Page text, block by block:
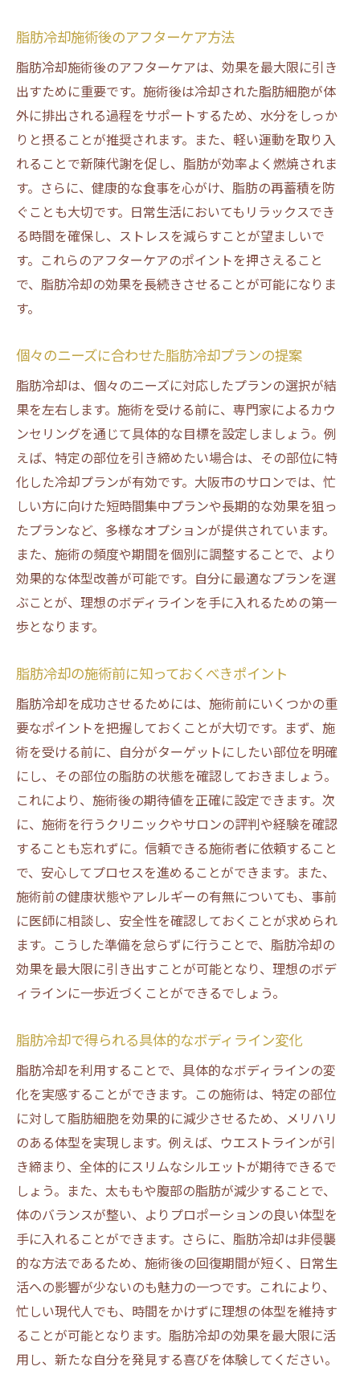
脂肪冷却施術後のアフターケア方法
脂肪冷却施術後のアフターケアは、効果を最大限に引き
出すために重要です。施術後は冷却された脂肪細胞が体
外に排出される過程をサポートするため、水分をしっか
りと摂ることが推奨されます。また、軽い運動を取り入
れることで新陳代謝を促し、脂肪が効率よく燃焼されま
す。さらに、健康的な食事を心がけ、脂肪の再蓄積を防
ぐことも大切です。日常生活においてもリラックスでき
る時間を確保し、ストレスを減らすことが望ましいで
す。これらのアフターケアのポイントを押さえること
で、脂肪冷却の効果を長続きさせることが可能になりま
す。
個々のニーズに合わせた脂肪冷却プランの提案
脂肪冷却は、個々のニーズに対応したプランの選択が結
果を左右します。施術を受ける前に、専門家によるカウ
ンセリングを通じて具体的な目標を設定しましょう。例
えば、特定の部位を引き締めたい場合は、その部位に特
化した冷却プランが有効です。大阪市のサロンでは、忙
しい方に向けた短時間集中プランや長期的な効果を狙っ
たプランなど、多様なオプションが提供されています。
また、施術の頻度や期間を個別に調整することで、より
効果的な体型改善が可能です。自分に最適なプランを選
ぶことが、理想のボディラインを手に入れるための第一
歩となります。
脂肪冷却の施術前に知っておくべきポイント
脂肪冷却を成功させるためには、施術前にいくつかの重
要なポイントを把握しておくことが大切です。まず、施
術を受ける前に、自分がターゲットにしたい部位を明確
にし、その部位の脂肪の状態を確認しておきましょう。
これにより、施術後の期待値を正確に設定できます。次
に、施術を行うクリニックやサロンの評判や経験を確認
することも忘れずに。信頼できる施術者に依頼すること
で、安心してプロセスを進めることができます。また、
施術前の健康状態やアレルギーの有無についても、事前
に医師に相談し、安全性を確認しておくことが求められ
ます。こうした準備を怠らずに行うことで、脂肪冷却の
効果を最大限に引き出すことが可能となり、理想のボデ
ィラインに一歩近づくことができるでしょう。
脂肪冷却で得られる具体的なボディライン変化
脂肪冷却を利用することで、具体的なボディラインの変
化を実感することができます。この施術は、特定の部位
に対して脂肪細胞を効果的に減少させるため、メリハリ
のある体型を実現します。例えば、ウエストラインが引
き締まり、全体的にスリムなシルエットが期待できるで
しょう。また、太ももや腹部の脂肪が減少することで、
体のバランスが整い、よりプロポーションの良い体型を
手に入れることができます。さらに、脂肪冷却は非侵襲
的な方法であるため、施術後の回復期間が短く、日常生
活への影響が少ないのも魅力の一つです。これにより、
忙しい現代人でも、時間をかけずに理想の体型を維持す
ることが可能となります。脂肪冷却の効果を最大限に活
用し、新たな自分を発見する喜びを体験してください。